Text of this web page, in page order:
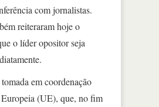
com jornalistas.
reiteraram hoje o
o líder opositor seja
em coordenação
(UE), que, no fim